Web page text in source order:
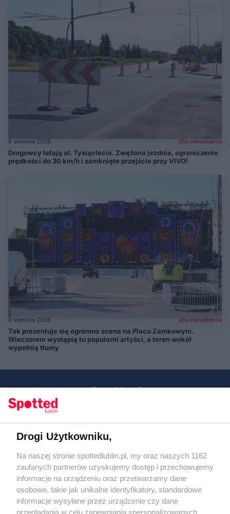
8 sierpnia 2026 Dla mieszkańca
Drogowcy łatają al. Tysiąclecia. Zwężona jezdnia, ograniczenie
prędkości do 30 km/h i zamknięte przejście przy VIVO!
8 sierpnia 2026 Dla mieszkańca
Tak prezentuje się ogromna scena na Placu Zamkowym.
Wieczorem wystąpią tu popularni artyści, a teren wokół
wypełnią tłumy
KATEGORIE
Regulamin
Polityka prywatności
RODO
Warunki korzystania z treści
Drogi Użytkowniku,
Na naszej stronie spottedlublin.pl, my oraz naszych 1162
zaufanych partnerów uzyskujemy dostęp i przechowujemy
informacje na urządzeniu oraz przetwarzamy dane
osobowe, takie jak unikalne identyfikatory, standardowe
informacje wysyłane przez urządzenie czy dane
przeglądania w celu zapewniania spersonalizowanych